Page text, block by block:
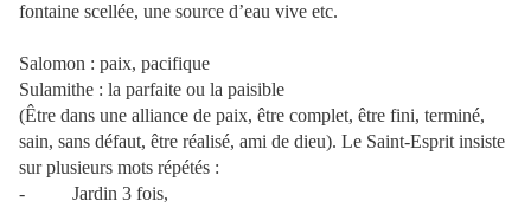
fontaine scellée, une source d’eau vive etc.
Salomon : paix, pacifique
Sulamithe : la parfaite ou la paisible
(Être dans une alliance de paix, être complet, être fini, terminé,
sain, sans défaut, être réalisé, ami de dieu). Le Saint-Esprit insiste
sur plusieurs mots répétés :
- Jardin 3 fois,